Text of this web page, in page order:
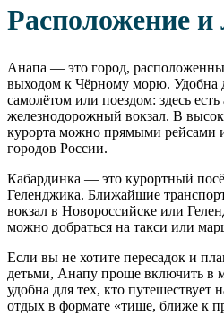
Расположение и
Анапа — это город,
выходом к Чёрному морю. Удобна
самолётом или поездом: здесь есть
железнодорожный вокзал. В
курорта можно прямыми рейсами
городов России.
Кабардинка — это курортный
Геленджика. Ближайшие
вокзал в Новороссийске или
можно добраться на такси или
Если вы не хотите пересадок и
детьми, Анапу проще включить в
удобна для тех, кто
отдых в формате «тише, ближе к